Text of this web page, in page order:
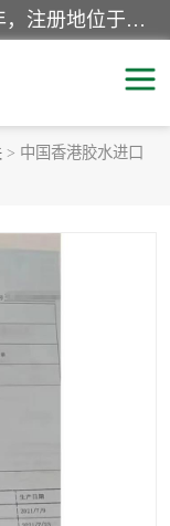
上海青禾贸易有限公司成立于2020年，注册地位于上海市宝山区。经营范围包括：机械设备、五金制品、劳防用品、电子产品、塑胶制品、家具、模具、纺织品、仪器仪表、建筑材料、装饰材料、化工产品、金属制品、机车配件等货物进出口报关、清关服务。
> 中国香港胶水进口
口清关
货清关
清关